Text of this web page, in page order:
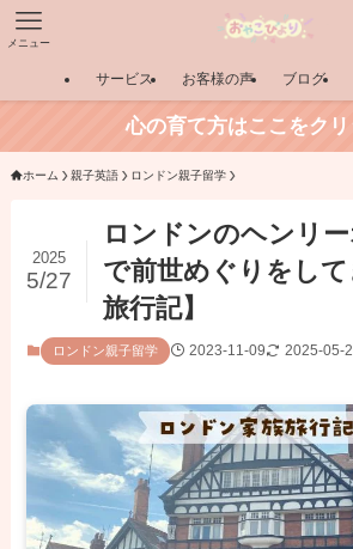
メニュー
サービス お客様の声 ブログ
心の育て方はここをク
ホーム 親子英語 ロンドン親子留学
ロンドンのヘンリ
で前世めぐりをし
旅行記】
2025
5/27
ロンドン親子留学 2023-11-09 2025-05-